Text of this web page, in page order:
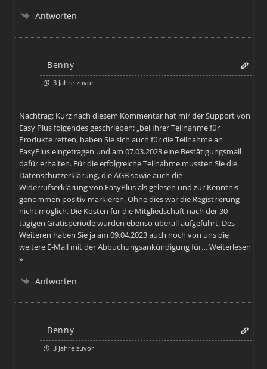
Antworten
Benny
3 Jahre zuvor
Nachtrag: Kurz nach diesem Kommentar hat mir der Support von
Easy Plus folgendes geschrieben: „bei Ihrer Teilnahme für
Produkte retten, haben Sie sich auch für die Teilnahme an
EasyPlus eingetragen und am 07.03.2023 eine Bestätigungsmail
dafür erhalten. Für die erfolgreiche Teilnahme mussten Sie die
Datenschutzerklärung, die AGB sowie auch die
Widerrufserklärung von EasyPlus als gelesen und zur Kenntnis
genommen positiv markieren. Ohne dies war die Registrierung
nicht möglich. Die Kosten für die Mitgliedschaft nach der 30
tägigen Gratisperiode wurden ebenso überall aufgeführt. Des
Weiteren haben Sie ja am 09.04.2023 auch noch von uns die
weitere E-Mail mit der Abbuchungsankündigung für… Weiterlesen
»
Antworten
Benny
3 Jahre zuvor